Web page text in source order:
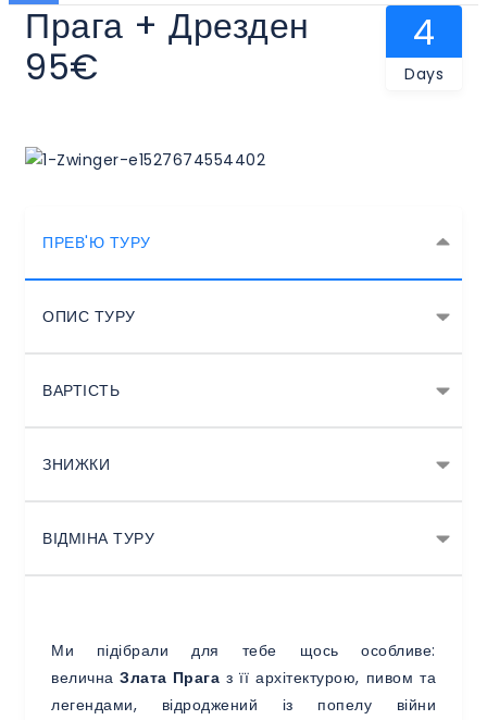
Прага + Дрезден
95€
4
Days
ПРЕВ'Ю ТУРУ
ОПИС ТУРУ
ВАРТІСТЬ
ЗНИЖКИ
ВІДМІНА ТУРУ
Ми підібрали для тебе щось особливе:
величнаЗлата Прага з її архітектурою, пивом та
легендами, відроджений із попелу війни